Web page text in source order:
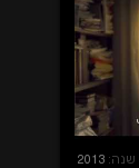
שנה: 2013